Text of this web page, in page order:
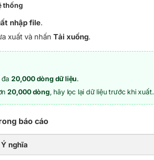
thống
nhập file.
xuất và nhấn Tải xuống.
đa20,000 dòng dữ liệu.
20,000 dòng, hãy lọc lại dữ liệu trước khi xuất.
báo cáo
Ý nghĩa